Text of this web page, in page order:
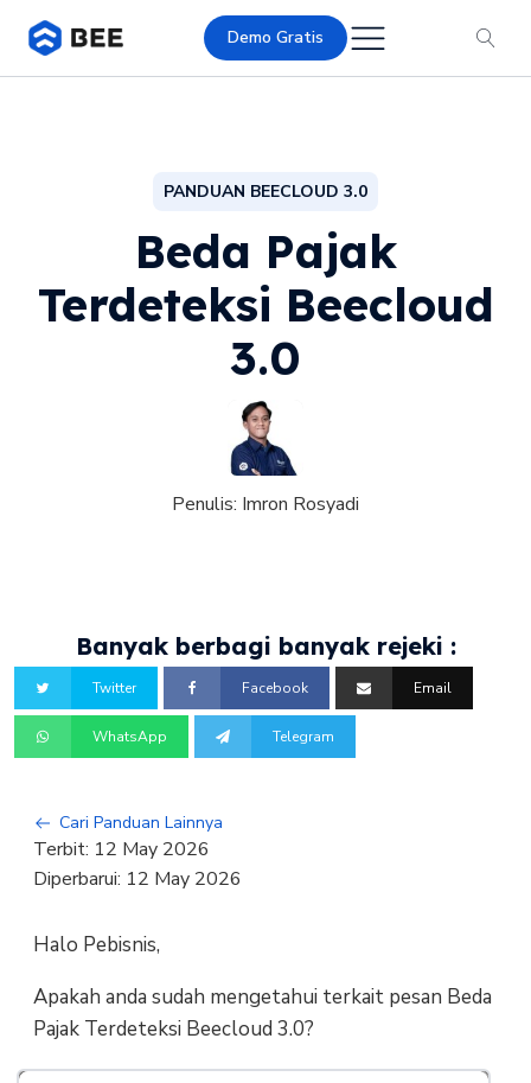
Demo Gratis
PANDUAN BEECLOUD 3.0
Beda Pajak
Terdeteksi Beecloud
3.0
Penulis: Imron Rosyadi
Banyak berbagi banyak rejeki :
Twitter Facebook Email
WhatsApp Telegram
Cari Panduan Lainnya
Terbit: 12 May 2026
Diperbarui: 12 May 2026
Halo Pebisnis,
Apakah anda sudah mengetahui terkait pesan Beda
Pajak Terdeteksi Beecloud 3.0?